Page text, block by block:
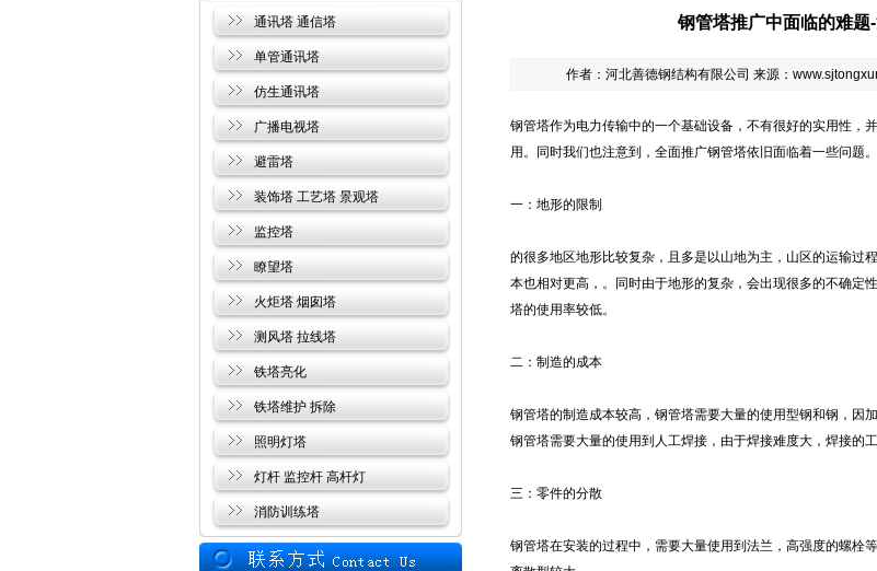
通讯塔 通信塔
单管通讯塔
仿生通讯塔
广播电视塔
避雷塔
装饰塔 工艺塔 景观塔
监控塔
瞭望塔
火炬塔 烟囱塔
测风塔 拉线塔
铁塔亮化
铁塔维护 拆除
照明灯塔
灯杆 监控杆 高杆灯
消防训练塔
钢管塔推广中面临的难题
作者：河北善德钢结构有限公司 来源：
钢管塔作为电力传输中的一个基础设备，不有很好的实用性，
用。同时我们也注意到，全面推广钢管塔依旧面临着一些问题。
一：地形的限制
的很多地区地形比较复杂，且多是以山地为主，山区的运输过
本也相对更高，。同时由于地形的复杂，会出现很多的不确定
塔的使用率较低。
二：制造的成本
钢管塔的制造成本较高，钢管塔需要大量的使用型钢和钢，因
钢管塔需要大量的使用到人工焊接，由于焊接难度大，焊接的
三：零件的分散
钢管塔在安装的过程中，需要大量使用到法兰，高强度的螺栓